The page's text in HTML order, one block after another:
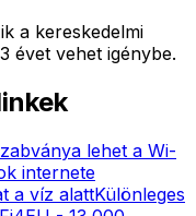
a kereskedelmi
évet vehet igénybe.
lehet a Wi-
internete
a víz alattKülönleges